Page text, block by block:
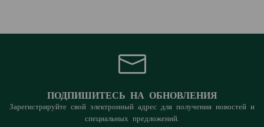
ПОДПИШИТЕСЬ НА ОБНОВЛЕНИЯ
Зарегистрируйте свой электронный адрес для получения новостей и
специальных предложений.